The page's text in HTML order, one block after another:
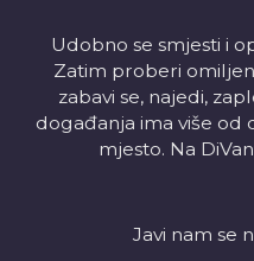
Udobno se smjesti i
Zatim proberi
zabavi se, najedi,
događanja ima više od
mjesto. Na
Javi nam se